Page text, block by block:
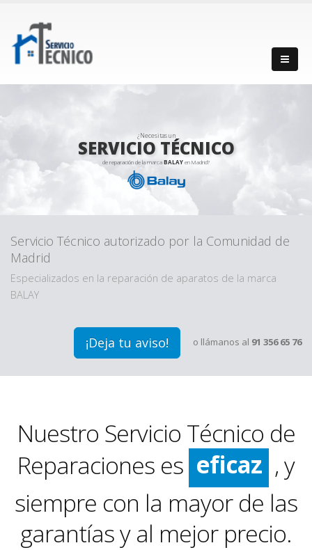
¿Necesitas un
SERVICIO TÉCNICO
de reparación de la marcaBALAYen Madrid?
Servicio Técnico autorizado por la Comunidad de
Madrid
Especializados en la reparación de aparatos de la marca
BALAY
¡Deja tu aviso! o llámanos al 91 356 65 76
Nuestro Servicio Técnico de
Reparaciones es
limpio
eficaz
rápido
, y
siempre con la mayor de las
garantías y al mejor precio.